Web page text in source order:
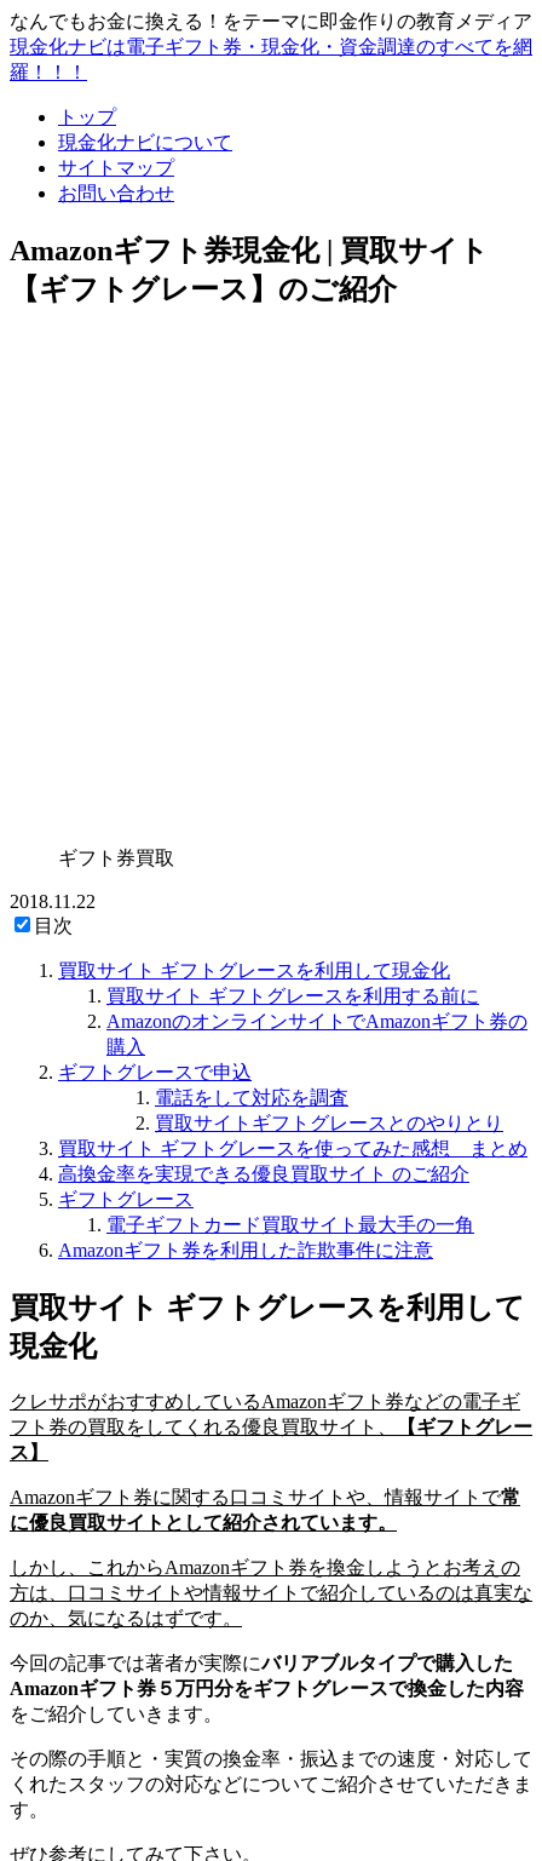
なんでもお金に換える！をテーマに即金作りの教育メディア
現金化ナビは電子ギフト券・現金化・資金調達のすべてを網
羅！！！
トップ
現金化ナビについて
サイトマップ
お問い合わせ
Amazonギフト券現金化 | 買取サイト
【ギフトグレース】のご紹介
ギフト券買取
2018.11.22
目次
買取サイト ギフトグレースを利用して現金化
買取サイト ギフトグレースを利用する前に
AmazonのオンラインサイトでAmazonギフト券の
購入
ギフトグレースで申込
電話をして対応を調査
買取サイトギフトグレースとのやりとり
買取サイト ギフトグレースを使ってみた感想 まとめ
高換金率を実現できる優良買取サイト のご紹介
ギフトグレース
電子ギフトカード買取サイト最大手の一角
Amazonギフト券を利用した詐欺事件に注意
買取サイト ギフトグレースを利用して
現金化
クレサポがおすすめしているAmazonギフト券などの電子ギ
フト券の買取をしてくれる優良買取サイト、
【ギフトグレー
ス】
Amazonギフト券に関する口コミサイトや、情報サイトで常
に優良買取サイトとして紹介されています。
しかし、これからAmazonギフト券を換金しようとお考えの
方は、口コミサイトや情報サイトで紹介しているのは真実な
のか、気になるはずです。
今回の記事では著者が実際にバリアブルタイプで購入した
Amazonギフト券５万円分をギフトグレースで換金した内容
をご紹介していきます。
その際の手順と・実質の換金率・振込までの速度・対応して
くれたスタッフの対応などについてご紹介させていただきま
す。
ぜひ参考にしてみて下さい。